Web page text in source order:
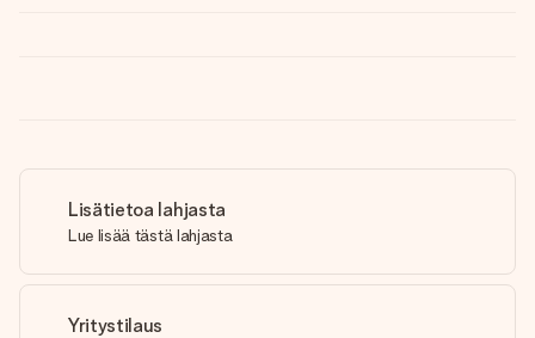
Lisätietoa lahjasta
Lue lisää tästä lahjasta
Yritystilaus